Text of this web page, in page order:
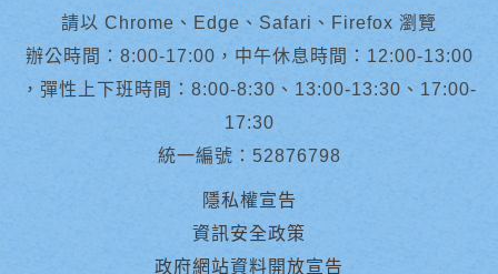
請以 Chrome、Edge、Safari、Firefox 瀏覽
辦公時間：8:00-17:00，中午休息時間：12:00-13:00
，彈性上下班時間：8:00-8:30、13:00-13:30、17:00-
17:30
統一編號：52876798
隱私權宣告
資訊安全政策
政府網站資料開放宣告